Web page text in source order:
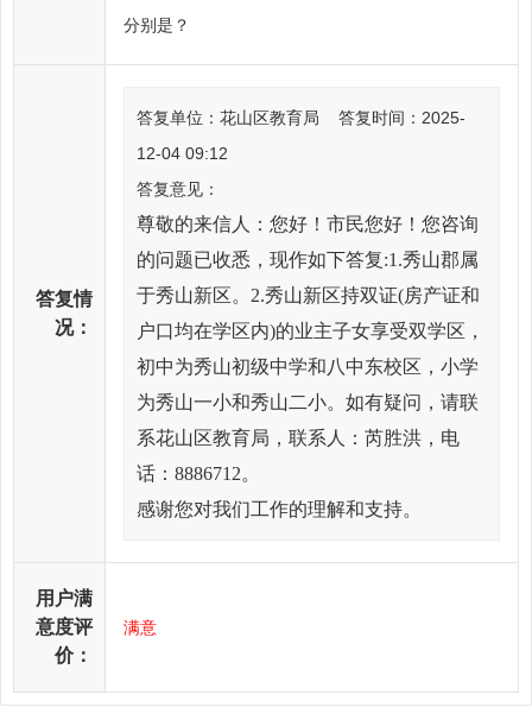
分别是？
答复情
况：
答复单位：花山区教育局
答复时间：2025-
12-04 09:12
答复意见：
尊敬的来信人：您好！市民您好！您咨询
的问题已收悉，现作如下答复:1.秀山郡属
于秀山新区。2.秀山新区持双证(房产证和
户口均在学区内)的业主子女享受双学区，
初中为秀山初级中学和八中东校区，小学
为秀山一小和秀山二小。如有疑问，请联
系花山区教育局，联系人：芮胜洪，电
话：8886712。
感谢您对我们工作的理解和支持。
用户满
意度评
价：
满意